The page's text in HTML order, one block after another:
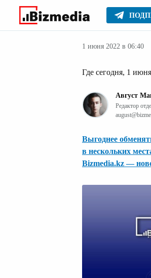
Главное
1 июня 2022 в 06:40
Где сегодня, 1
Август
Редактор
Выгоднее
в нескольких
Bizmedia.kz —